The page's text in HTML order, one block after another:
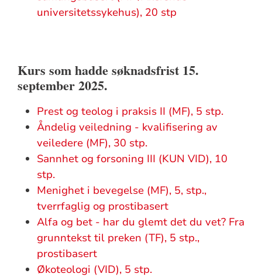
universitetssykehus), 20 stp
Kurs som hadde søknadsfrist 15.
september 2025.
Prest og teolog i praksis II (MF), 5 stp.
Åndelig veiledning - kvalifisering av
veiledere (MF), 30 stp.
Sannhet og forsoning III (KUN VID), 10
stp.
Menighet i bevegelse (MF), 5, stp.,
tverrfaglig og prostibasert
Alfa og bet - har du glemt det du vet? Fra
grunntekst til preken (TF), 5 stp.,
prostibasert
Økoteologi (VID), 5 stp.